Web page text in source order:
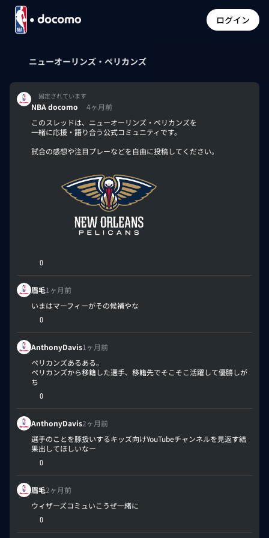
ログイン
ニューオーリンズ・ペリカンズ
固定されています
NBA docomo
4ヶ月前
このスレッドは、ニューオーリンズ・ペリカンズを
一緒に応援・語り合う公式コミュニティです。
試合の感想や注目プレーなどを自由に投稿してください。
0
眉毛1ヶ月前
いまはマーフィーがその候補やな
0
AnthonyDavis1ヶ月前
ペリカンズあるある。
ペリカンズから移籍した選手、移籍先でそこそこ活躍して優勝しが
ち
0
AnthonyDavis2ヶ月前
選手のことを豚扱いするキッズ向けYouTubeチャンネルを見返す結
果出してほしいなー
0
眉毛2ヶ月前
ウィザーズコミュいこうぜ一緒に
0